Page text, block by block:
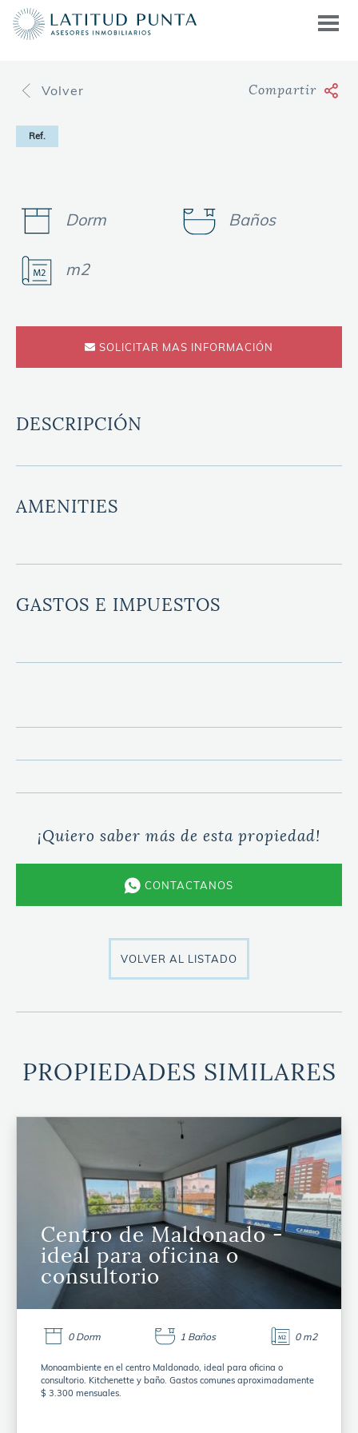
Volver Compartir
Ref.
Dorm Baños
m2
SOLICITAR MAS INFORMACIÓN
DESCRIPCIÓN
AMENITIES
GASTOS E IMPUESTOS
¡Quiero saber más de esta propiedad!
CONTACTANOS
VOLVER AL LISTADO
PROPIEDADES SIMILARES
Centro de Maldonado -
ideal para oficina o
consultorio
0 Dorm 1 Baños 0 m2
Monoambiente en el centro Maldonado, ideal para oficina o
consultorio. Kitchenette y baño. Gastos comunes aproximadamente
$ 3.300 mensuales.